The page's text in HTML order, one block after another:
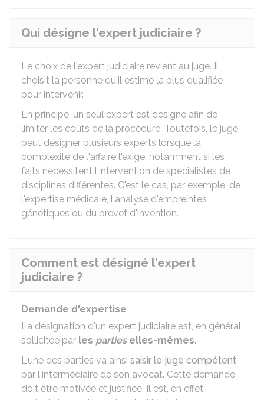
Qui désigne l'expert judiciaire ?
Le choix de l'expert judiciaire revient au juge. Il
choisit la personne qu'il estime la plus qualifiée
pour intervenir.
En principe, un seul expert est désigné afin de
limiter les coûts de la procédure. Toutefois, le juge
peut désigner plusieurs experts lorsque la
complexité de l'affaire l'exige, notamment si les
faits nécessitent l'intervention de spécialistes de
disciplines différentes. C'est le cas, par exemple, de
l'expertise médicale, l'analyse d'empreintes
génétiques ou du brevet d'invention.
Comment est désigné l'expert
judiciaire ?
Demande d'expertise
La désignation d'un expert judiciaire est, en général,
sollicitée par les partieselles-mêmes.
L'une des parties va ainsi saisir le juge compétent
par l'intermédiaire de son avocat. Cette demande
doit être motivée et justifiée. Il est, en effet,